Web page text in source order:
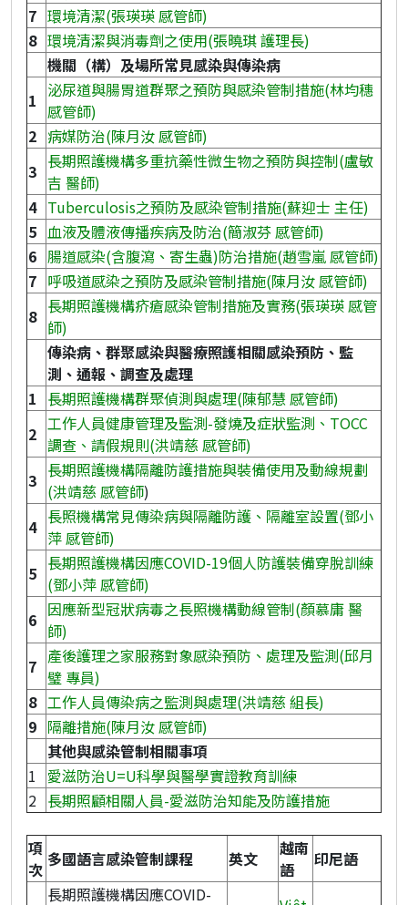
7 環境清潔(張瑛瑛 感管師)
8 環境清潔與消毒劑之使用(張曉琪 護理長)
機關（構）及場所常見感染與傳染病
1 泌尿道與腸胃道群聚之預防與感染管制措施(林均穗
感管師)
2 病媒防治(陳月汝 感管師)
3 長期照護機構多重抗藥性微生物之預防與控制(盧敏
吉 醫師)
4 Tuberculosis之預防及感染管制措施(蘇迎士 主任)
5 血液及體液傳播疾病及防治(簡淑芬 感管師)
6 腸道感染(含腹瀉、寄生蟲)防治措施(趙雪嵐 感管師)
7 呼吸道感染之預防及感染管制措施(陳月汝 感管師)
8 長期照護機構疥瘡感染管制措施及實務(張瑛瑛 感管
師)
傳染病、群聚感染與醫療照護相關感染預防、監
測、通報、調查及處理
1 長期照護機構群聚偵測與處理(陳郁慧 感管師)
2 工作人員健康管理及監測-發燒及症狀監測、TOCC
調查、請假規則(洪靖慈 感管師)
3 長期照護機構隔離防護措施與裝備使用及動線規劃
(洪靖慈 感管師)
4 長照機構常見傳染病與隔離防護、隔離室設置(鄧小
萍 感管師)
5 長期照護機構因應COVID-19個人防護裝備穿脫訓練
(鄧小萍 感管師)
6 因應新型冠狀病毒之長照機構動線管制(顏慕庸 醫
師)
7 產後護理之家服務對象感染預防、處理及監測(邱月
璧 專員)
8 工作人員傳染病之監測與處理(洪靖慈 組長)
9 隔離措施(陳月汝 感管師)
其他與感染管制相關事項
1
愛滋防治U=U科學與醫學實證教育訓練
2 長期照顧相關人員-愛滋防治知能及防護措施
項
次 多國語言感染管制課程 英文
越南
語
印尼語
長期照護機構因應COVID-